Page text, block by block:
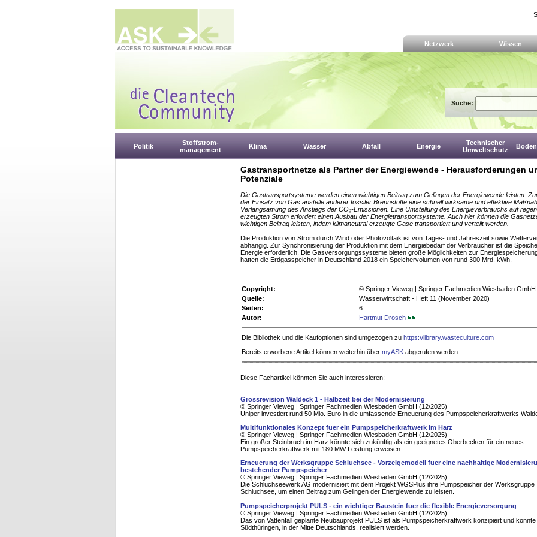
Netzwerk Wissen
Suche:
Politik
Stoffstrom-
management
Klima Wasser Abfall Energie
Technischer
Umweltschutz
Gastransportnetze als Partner der Energiewende - Herausforderungen
Potenziale
Die Gastransportsysteme werden einen wichtigen Beitrag zum Gelingen der Energiewende leisten.
der Einsatz von Gas anstelle anderer fossiler Brennstoffe eine schnell wirksame und effektive
Verlangsamung des Anstiegs der CO₂-Emissionen. Eine Umstellung des Energieverbrauchs auf
erzeugten Strom erfordert einen Ausbau der Energietransportsysteme. Auch hier können die
wichtigen Beitrag leisten, indem klimaneutral erzeugte Gase transportiert und verteilt werden.
Die Produktion von Strom durch Wind oder Photovoltaik ist von Tages- und Jahreszeit sowie
abhängig. Zur Synchronisierung der Produktion mit dem Energiebedarf der Verbraucher ist die
Energie erforderlich. Die Gasversorgungssysteme bieten große Möglichkeiten zur
hatten die Erdgasspeicher in Deutschland 2018 ein Speichervolumen von rund 300 Mrd. kWh.
Copyright:
© Springer Vieweg | Springer Fachmedien Wiesbaden GmbH
Quelle:
Wasserwirtschaft - Heft 11 (November 2020)
Seiten:
6
Autor:
Hartmut Drosch
Die Bibliothek und die Kaufoptionen sind umgezogen zu https://library.wasteculture.com
Bereits erworbene Artikel können weiterhin über myASK abgerufen werden.
Diese Fachartikel könnten Sie auch interessieren:
Grossrevision Waldeck 1 - Halbzeit bei der Modernisierung
© Springer Vieweg | Springer Fachmedien Wiesbaden GmbH (12/2025)
Uniper investiert rund 50 Mio. Euro in die umfassende Erneuerung des Pumpspeicherkraftwerks
Multifunktionales Konzept fuer ein Pumpspeicherkraftwerk im Harz
© Springer Vieweg | Springer Fachmedien Wiesbaden GmbH (12/2025)
Ein großer Steinbruch im Harz könnte sich zukünftig als ein geeignetes Oberbecken für ein neues
Pumpspeicherkraftwerk mit 180 MW Leistung erweisen.
Erneuerung der Werksgruppe Schluchsee - Vorzeigemodell fuer eine nachhaltige
bestehender Pumpspeicher
© Springer Vieweg | Springer Fachmedien Wiesbaden GmbH (12/2025)
Die Schluchseewerk AG modernisiert mit dem Projekt WGSPlus ihre Pumpspeicher der Werksgruppe
Schluchsee, um einen Beitrag zum Gelingen der Energiewende zu leisten.
Pumpspeicherprojekt PULS - ein wichtiger Baustein fuer die flexible Energieversorgung
© Springer Vieweg | Springer Fachmedien Wiesbaden GmbH (12/2025)
Das von Vattenfall geplante Neubauprojekt PULS ist als Pumpspeicherkraftwerk konzipiert und könnte
Südthüringen, in der Mitte Deutschlands, realisiert werden.